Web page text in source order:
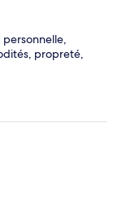
propreté,